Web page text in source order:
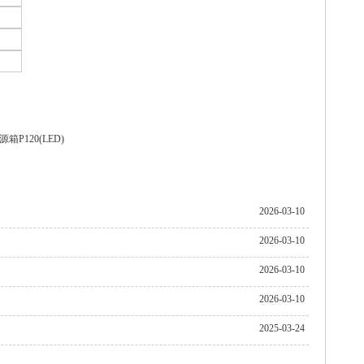
箱P120(LED)
2026-03-10
2026-03-10
2026-03-10
2026-03-10
2025-03-24